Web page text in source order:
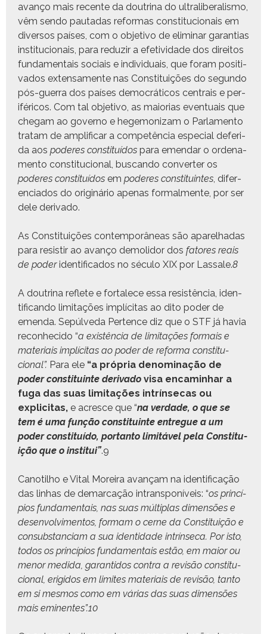
avanço mais recente da dout­ri­na do ultra­l­ib­er­al­is­mo,
vêm sendo pau­tadas refor­mas con­sti­tu­cionais em
diver­sos país­es, com o obje­ti­vo de elim­i­nar garan­tias
insti­tu­cionais, para reduzir a efe­tivi­dade dos dire­itos
fun­da­men­tais soci­ais e indi­vid­u­ais, que foram pos­i­ti­
va­dos exten­sa­mente nas Con­sti­tu­ições do segun­do
pós-guer­ra dos país­es democráti­cos cen­trais e per­
iféri­cos. Com tal obje­ti­vo, as maio­r­ias even­tu­ais que
chegam ao gov­er­no e hege­mo­nizam o Par­la­men­to
tratam de ampli­ficar a com­petên­cia espe­cial deferi­
da aos poderes con­sti­tuí­dos para emen­dar o orde­na­
men­to con­sti­tu­cional, bus­can­do con­vert­er os
poderes con­sti­tuí­dos em poderes con­sti­tu­intes, difer­
en­ci­a­dos do orig­inário ape­nas for­mal­mente, por ser
dele derivado.
As Con­sti­tu­ições con­tem­porâneas são apar­el­hadas
para resi­s­tir ao avanço demoli­dor dos fatores reais
de poderiden­ti­fi­ca­dos no sécu­lo XIX por Las­sale.8
A dout­ri­na reflete e for­t­alece essa resistên­cia, iden­
ti­f­i­can­do lim­i­tações implíc­i­tas ao dito poder de
emen­da. Sepúlve­da Per­tence diz que o STF já havia
recon­heci­do “a existên­cia de lim­i­tações for­mais e
mate­ri­ais implíc­i­tas ao poder de refor­ma con­sti­tu­
cional”. Para ele “a própria denom­i­nação de
poder con­sti­tu­inte deriva­do visa encam­in­har a
fuga das suas lim­i­tações intrínse­cas ou
explic­i­tas, e acresce que “na ver­dade, o que se
tem é uma função con­sti­tu­inte entregue a um
poder con­sti­tuí­do, por­tan­to lim­itáv­el pela Con­sti­tu­
ição que o insti­tui”.9
Can­otil­ho e Vital Mor­eira avançam na iden­ti­fi­cação
das lin­has de demar­cação intransponíveis: “os princí­
pios fun­da­men­tais, nas suas múlti­plas dimen­sões e
desen­volvi­men­tos, for­mam o cerne da Con­sti­tu­ição e
con­sub­stan­ci­am a sua iden­ti­dade intrínse­ca. Por isto,
todos os princí­pios fun­da­men­tais estão, em maior ou
menor medi­da, garan­ti­dos con­tra a revisão con­sti­tu­
cional, erigi­dos em lim­ites mate­ri­ais de revisão, tan­to
em si mes­mos como em várias das suas dimen­sões
mais emi­nentes”.10